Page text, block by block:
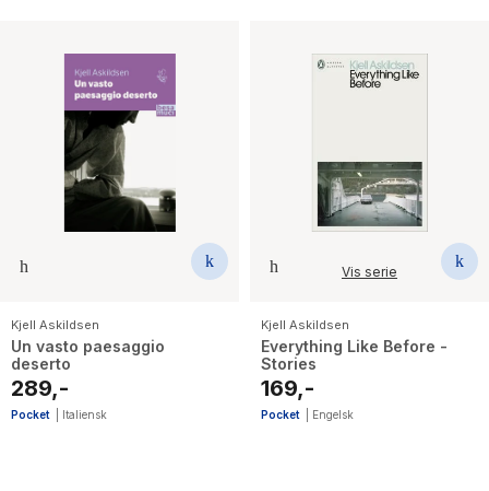
Kjell Askildsen
Un vasto paesaggio
deserto
289,-
Pocket Italiensk
Vis serie
Kjell Askildsen
Everything Like Before -
Stories
169,-
Pocket Engelsk